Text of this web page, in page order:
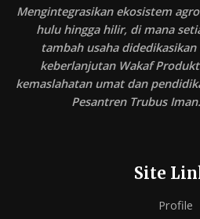
Mengintegrasikan ekosistem
hulu hingga hilir, di mana
tambah usaha
keberlanjutan Wakaf
kemaslahatan umat dan
Pesantren Trubus Iman.
Site
Profile